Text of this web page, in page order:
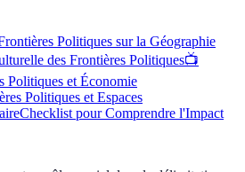
Politiques sur la Géographie
des Frontières Politiques📺
Politiques et Économie
Politiques et Espaces
Checklist pour Comprendre l'Impact